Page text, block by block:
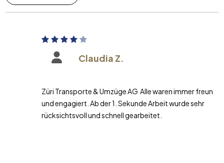
Claudia Z.
Züri Transporte & Umzüge AG Alle waren immer freundlich
und engagiert. Ab der 1. Sekunde Arbeit wurde sehr
rücksichtsvoll und schnell gearbeitet.